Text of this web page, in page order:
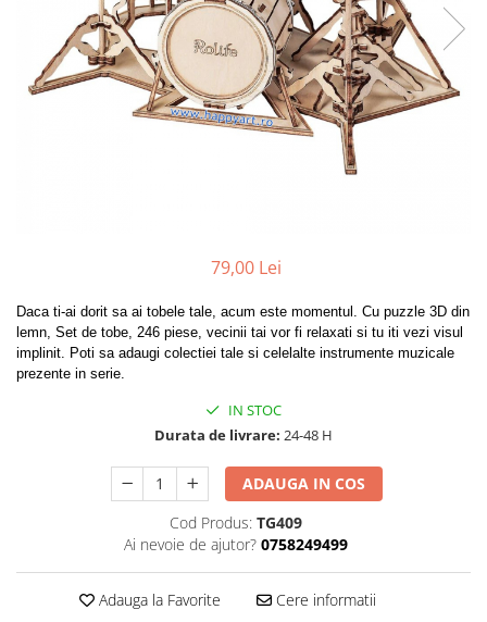
79,00 Lei
Daca ti-ai dorit sa ai tobele tale, acum este momentul. Cu puzzle 3D din
lemn, Set de tobe, 246 piese, vecinii tai vor fi relaxati si tu iti vezi visul
implinit. Poti sa adaugi colectiei tale si celelalte instrumente muzicale
prezente in serie.
IN STOC
Durata de livrare: 24-48 H
ADAUGA IN COS
Cod Produs: TG409
Ai nevoie de ajutor? 0758249499
Adauga la Favorite Cere informatii